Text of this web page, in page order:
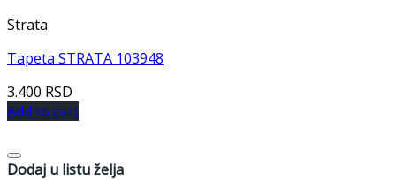
Strata
Tapeta STRATA 103948
3.400 RSD
Add to cart
Dodaj u listu želja